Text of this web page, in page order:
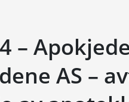
–
AS –